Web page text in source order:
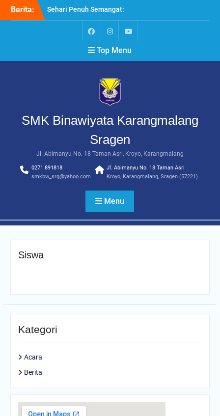
Berita:
Sehari Penuh Semangat:
Harmoni Belajar dan
Berkarya di SMK
Menapaki Langkah Baru
dengan Semangat “MPLS
Optimalkan Budaya
Literasi Numerasi di
Lingkungan Sekolah, SMK
Persiapkan Peserta Didik,
Workshop Penyelarasan
Pembelajaran Berbasis
Dunia Kerja
Menguatkan Kebersamaan
Upgrading Guru dan
Karet Karanganyar
FacebookInstagramYoutube
Top Menu
SMK Binawiyata Karangmalang
Sragen
Jl. Abimanyu No. 18 Taman Asri, Kroyo, Karangmalang
0271 891818
smkbw_srg@yahoo.com
Jl. Abimanyu No. 18 Taman Asri
Kroyo, Karangmalang, Sragen (57221)
Menu
Siswa
Kategori
Acara
Berita